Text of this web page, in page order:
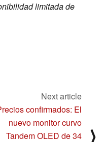
limitada de
Next article
confirmados: El
nuevo monitor curvo
Tandem OLED de 34
⟩